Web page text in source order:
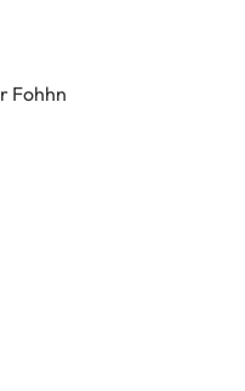
Fohhn